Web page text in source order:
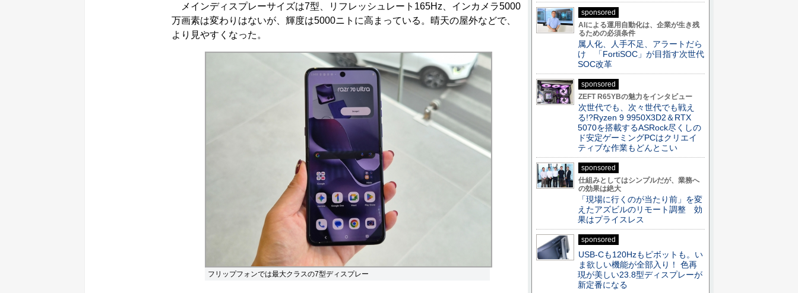
メインディスプレーサイズは7型、リフレッシュレート165Hz、インカメラ5000
万画素は変わりはないが、輝度は5000ニトに高まっている。晴天の屋外などで、
より見やすくなった。
フリップフォンでは最大クラスの7型ディスプレー
sponsored
AIによる運用自動化は、企業が生き残
るための必須条件
属人化、人手不足、アラートだら
け 「FortiSOC」が目指す次世代
SOC改革
sponsored
ZEFT R65YBの魅力をインタビュー
次世代でも、次々世代でも戦え
る!?Ryzen 9 9950X3D2＆RTX
5070を搭載するASRock尽くしの
ド安定ゲーミングPCはクリエイ
ティブな作業もどんとこい
sponsored
仕組みとしてはシンプルだが、業務へ
の効果は絶大
「現場に行くのが当たり前」を変
えたアズビルのリモート調整 効
果はプライスレス
sponsored
USB-Cも120Hzもピボットも。い
ま欲しい機能が全部入り！ 色再
現が美しい23.8型ディスプレーが
新定番になる